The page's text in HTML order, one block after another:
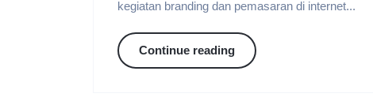
kegiatan branding dan pemasaran di internet...
Continue reading